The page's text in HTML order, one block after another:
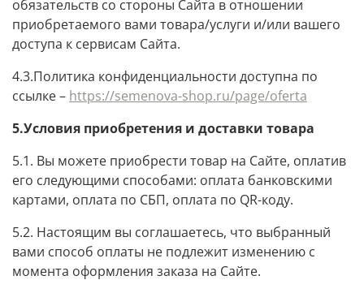
обязательств со стороны Сайта в отношении
приобретаемого вами товара/услуги и/или вашего
доступа к сервисам Сайта.
4.3.Политика конфиденциальности доступна по
ссылке – https://semenova-shop.ru/page/oferta
5.Условия приобретения и доставки товара
5.1. Вы можете приобрести товар на Сайте, оплатив
его следующими способами: оплата банковскими
картами, оплата по СБП, оплата по QR-коду.
5.2. Настоящим вы соглашаетесь, что выбранный
вами способ оплаты не подлежит изменению с
момента оформления заказа на Сайте.